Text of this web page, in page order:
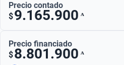
Precio contado
$9.165.900 ᴬ
Precio financiado
$8.801.900 ᴬ